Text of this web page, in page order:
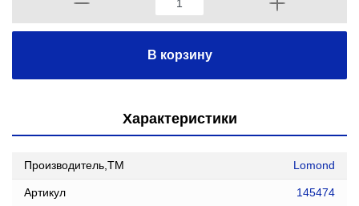
В корзину
Характеристики
Производитель,ТМ Lomond
Артикул 145474